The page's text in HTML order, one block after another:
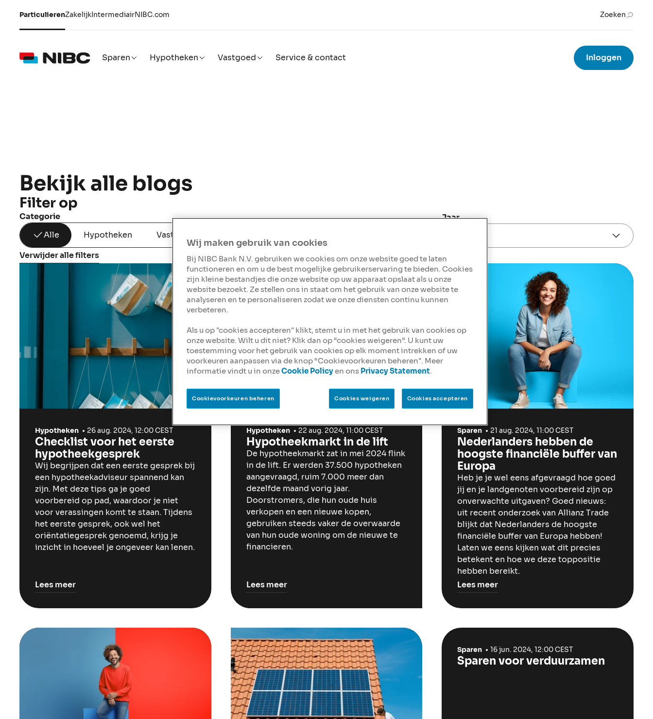
ParticulierenZakelijkIntermediairNIBC.com Zoeken
Sparen Hypotheken Vastgoed Service & contact Inloggen
Bekijk alle blogs
Filter op
Categorie
Alle
Hypotheken Vastgoed
Jaar
Verwijder alle filters
Hypotheken 26 aug. 2024, 12:00 CEST
Checklist voor het eerste
hypotheekgesprek
Wij begrijpen dat een eerste gesprek bij
een hypotheekadviseur spannend kan
zijn. Met deze tips ga je goed
voorbereid op pad, waardoor je niet
voor verassingen komt te staan. Tijdens
het eerste gesprek, ook wel het
oriëntatiegesprek genoemd, krijg je
inzicht in hoeveel je ongeveer kan lenen.
Lees meer
Hypotheken 22 aug. 2024, 11:00 CEST
Hypotheekmarkt in de lift
De hypotheekmarkt zat in mei 2024 flink
in de lift. Er werden 37.500 hypotheken
aangevraagd, ruim 7.000 meer dan
dezelfde maand vorig jaar.
Doorstromers, die hun oude huis
verkopen en een nieuwe kopen,
gebruiken steeds vaker de overwaarde
van hun oude woning om de nieuwe te
financieren.
Lees meer
Sparen 21 aug. 2024, 11:00 CEST
Nederlanders hebben de
hoogste financiële buffer van
Europa
Heb je je wel eens afgevraagd hoe goed
jij en je landgenoten voorbereid zijn op
onverwachte uitgaven? Goed nieuws:
uit recent onderzoek van Allianz Trade
blijkt dat Nederlanders de hoogste
financiële buffer van Europa hebben!
Laten we eens kijken wat dit precies
betekent en hoe we deze toppositie
hebben bereikt.
Lees meer
Sparen 16 jun. 2024, 12:00 CEST
Sparen voor verduurzamen
Wij maken gebruik van cookies
Bij NIBC Bank N.V. gebruiken we cookies om onze website goed te laten
functioneren en om u de best mogelijke gebruikerservaring te bieden. Cookies
zijn kleine bestandjes die onze website op uw apparaat opslaat als u onze
website bezoekt. Ze stellen ons in staat om het gebruik van onze website te
analyseren en te personaliseren zodat we onze diensten continu kunnen
verbeteren.
Als u op "cookies accepteren" klikt, stemt u in met het gebruik van cookies op
onze website. Wilt u dit niet? Klik dan op “cookies weigeren”. U kunt uw
toestemming voor het gebruik van cookies op elk moment intrekken of uw
voorkeuren aanpassen via de knop “Cookievoorkeuren beheren". Meer
informatie vindt u in onzeCookie Policyen ons Privacy Statement.
Cookievoorkeuren beheren Cookies weigeren Cookies accepteren